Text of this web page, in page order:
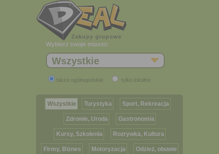
Zakupy grupowe
Wybierz swoje miasto:
Wszystkie
także ogólnopolskie tylko lokalne
Wszystkie Turystyka Sport, Rekreacja
Zdrowie, Uroda Gastronomia
Kursy, Szkolenia Rozrywka, Kultura
Firmy, Biznes Motoryzacja Odzież, obuwie